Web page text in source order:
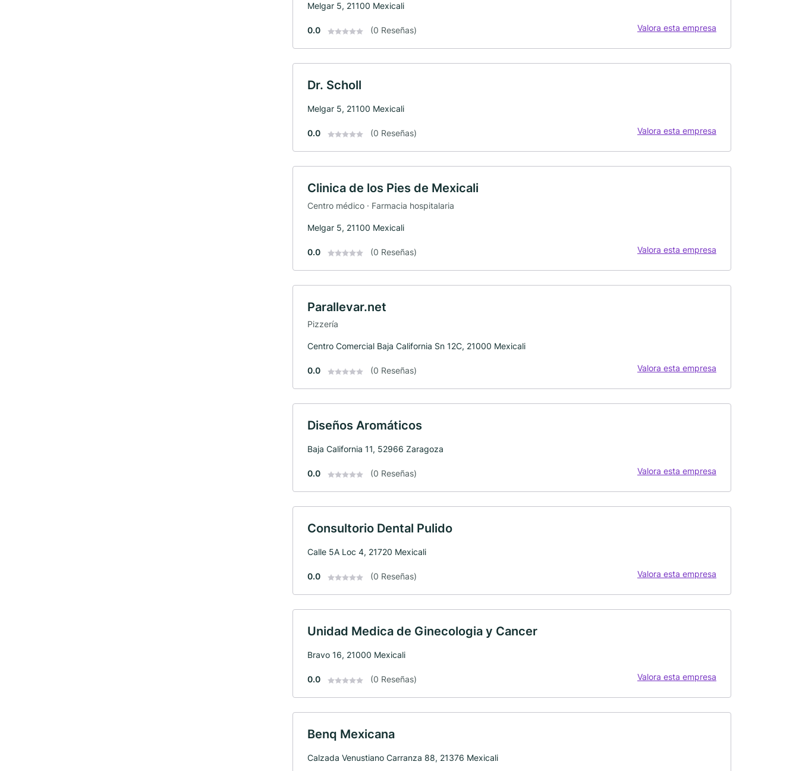
Melgar 5, 21100 Mexicali
0.0 (0 Reseñas) Valora esta empresa
Dr. Scholl
Melgar 5, 21100 Mexicali
0.0 (0 Reseñas) Valora esta empresa
Clinica de los Pies de Mexicali
Centro médico · Farmacia hospitalaria
Melgar 5, 21100 Mexicali
0.0 (0 Reseñas) Valora esta empresa
Parallevar.net
Pizzería
Centro Comercial Baja California Sn 12C, 21000 Mexicali
0.0 (0 Reseñas) Valora esta empresa
Diseños Aromáticos
Baja California 11, 52966 Zaragoza
0.0 (0 Reseñas) Valora esta empresa
Consultorio Dental Pulido
Calle 5A Loc 4, 21720 Mexicali
0.0 (0 Reseñas) Valora esta empresa
Unidad Medica de Ginecologia y Cancer
Bravo 16, 21000 Mexicali
0.0 (0 Reseñas) Valora esta empresa
Benq Mexicana
Calzada Venustiano Carranza 88, 21376 Mexicali